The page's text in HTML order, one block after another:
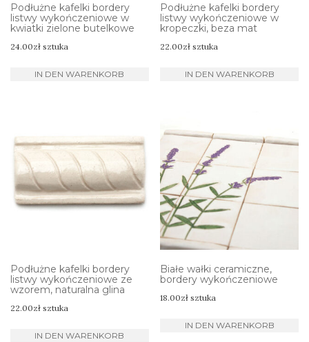
Podłużne kafelki bordery
listwy wykończeniowe w
kwiatki zielone butelkowe
24.00zł sztuka
IN DEN WARENKORB
Podłużne kafelki bordery
listwy wykończeniowe w
kropeczki, beza mat
22.00zł sztuka
IN DEN WARENKORB
Podłużne kafelki bordery
listwy wykończeniowe ze
wzorem, naturalna glina
22.00zł sztuka
IN DEN WARENKORB
Białe wałki ceramiczne,
bordery wykończeniowe
18.00zł sztuka
IN DEN WARENKORB